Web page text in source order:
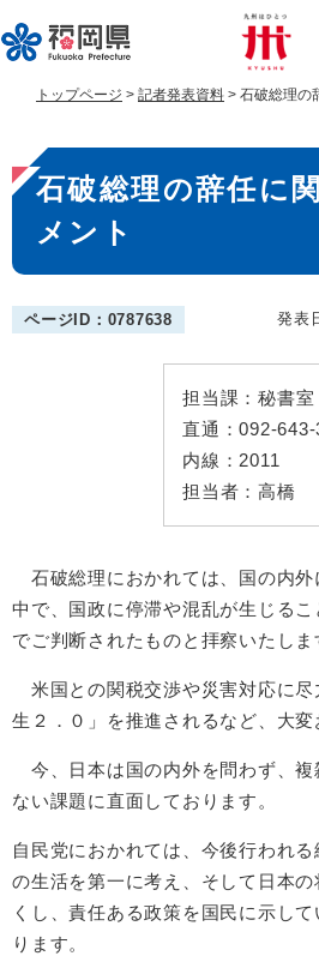
ー
ジ
で
す
ニ
ュ
ば
し
文
トップページ > 記者発表資料 > 石破総理の
本
文
石破総理の辞任に
メント
ページID：0787638 発表
担当課： 秘書室
直通：092-
内線： 2011
担当者： 高橋
石破総理におかれては、国の内外
中で、国政に停滞や混乱が生じる
でご判断されたものと拝察いたしま
米国との関税交渉や災害対応に尽
生２．０」を推進されるなど、大変
今、日本は国の内外を問わず、複
ない課題に直面しております。
自民党におかれては、今後行われ
の生活を第一に考え、そして日本
くし、責任ある政策を国民に示し
ります。